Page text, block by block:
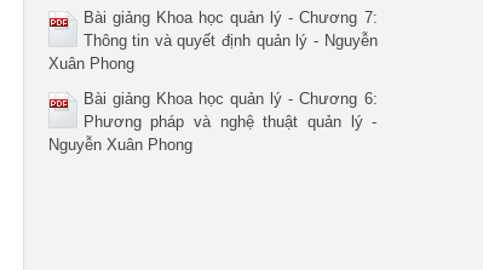
Bài giảng Khoa học quản lý - Chương 7:
Thông tin và quyết định quản lý - Nguyễn
Xuân Phong
Bài giảng Khoa học quản lý - Chương 6:
Phương pháp và nghệ thuật quản lý -
Nguyễn Xuân Phong